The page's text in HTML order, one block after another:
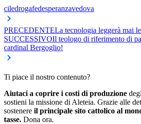
ciledrogafedesperanzavedova
PRECEDENTELa tecnologia leggerà mai
SUCCESSIVOIl teologo di riferimento di
cardinal Bergoglio!
Ti piace il nostro contenuto?
Aiutaci a coprire i costi di produzione
sostieni la missione di Aleteia. Grazie alle
sostenere il principale sito cattolico al
tasse. Dona ora.